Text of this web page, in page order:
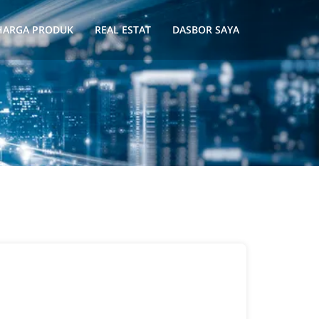
PRODUK REAL ESTAT DASBOR SAYA